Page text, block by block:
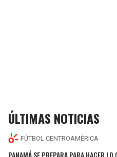
ÚLTIMAS NOTICIAS
FÚTBOL CENTROAMÉRICA
PANAMÁ SE PREPARA PARA HACER